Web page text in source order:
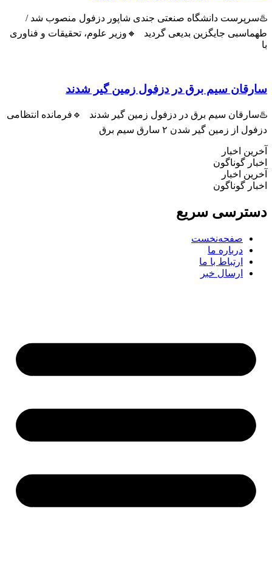
دانشگاه صنعتی جندی شاپور دزفول منصوب شد /
جایگزین بدیعی گردید 🔸وزیر علوم، تحقیقات و فناوری
سیم برق در دزفول زمین گیر شدند
سیم برق در دزفول زمین گیر شدند 🔹فرمانده انتظامی
از زمین گیر شدن ۲ سارق سیم برق
اخبار
گوناگون
اخبار
گوناگون
سریع
صفحه‌نخست
درباره ما
ارتباط با ما
ارسال خبر